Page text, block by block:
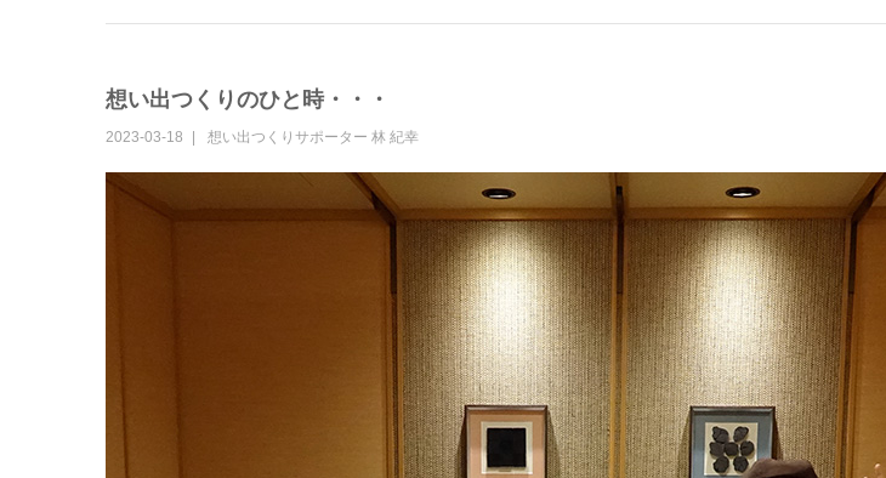
想い出つくりのひと時・・・
2023-03-18 想い出つくりサポーター 林 紀幸